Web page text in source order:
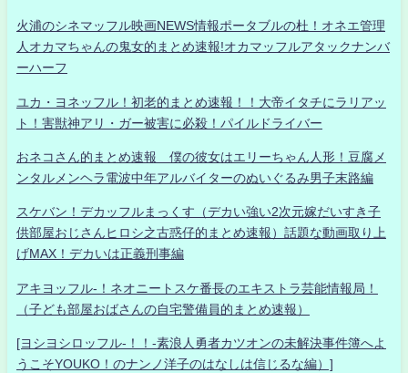
火浦のシネマッフル映画NEWS情報ポータブルの杜！オネエ管理
人オカマちゃんの鬼女的まとめ速報!オカマッフルアタックナンバ
ーハーフ
ユカ・ヨネッフル！初老的まとめ速報！！大帝イタチにラリアッ
ト！害獣神アリ・ガー被害に必殺！パイルドライバー
おネコさん的まとめ速報 僕の彼女はエリーちゃん人形！豆腐メ
ンタルメンヘラ電波中年アルバイターのぬいぐるみ男子末路編
スケバン！デカッフルまっくす（デカい強い2次元嫁だいすき子
供部屋おじさんヒロシ之古惑仔的まとめ速報）話題な動画取り上
げMAX！デカいは正義刑事編
アキヨッフル-！ネオニートスケ番長のエキストラ芸能情報局！
（子ども部屋おばさんの自宅警備員的まとめ速報）
[ヨシヨシロッフル-！！-素浪人勇者カツオンの未解決事件簿へよ
うこそYOUKO！のナンノ洋子のはなしは信じるな編）]